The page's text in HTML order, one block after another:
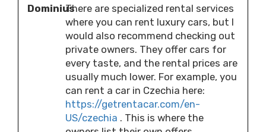
DominiusThere are specialized rental services
where you can rent luxury cars, but I
would also recommend checking out
private owners. They offer cars for
every taste, and the rental prices are
usually much lower. For example, you
can rent a car in Czechia here:
https://getrentacar.com/en-
US/czechia . This is where the